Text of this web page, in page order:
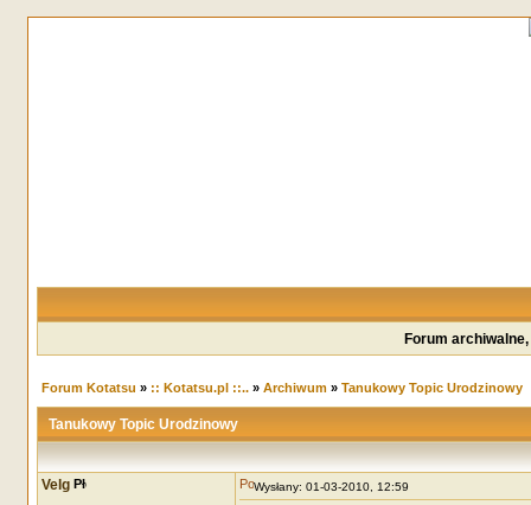
Forum
Forum Kotatsu » :: Kotatsu.pl ::..» Archiwum» Tanukowy Topic Urodzinowy
Tanukowy Topic Urodzinowy
Velg Wysłany: 01-03-2010, 12:59